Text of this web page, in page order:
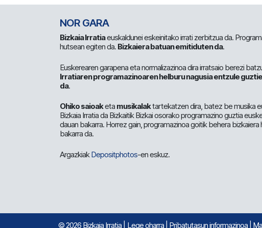
NOR GARA
Bizkaia Irratiaeuskaldunei eskeinitako irrati zerbitzua da.
hutsean egiten da. Bizkaiera batuan emitiduten da.
Euskerearen garapena eta normalizazinoa dira irratsaio berezi
Irratiaren programazinoaren helburu nagusia entzule
da.
Ohiko saioaketa musikalaktartekatzen dira, batez be musika
Bizkaia Irratia da Bizkaitik Bizkai osorako programazino guztia
dauan bakarra. Horrez gain, programazinoa goitik behera
bakarra da.
ArgazkiakDepositphotos-en eskuz.
© 2026 Bizkaia Irratia Lege oharra Pribatutasun informazinoa |